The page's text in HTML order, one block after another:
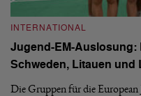
INTERNATIONAL
Jugend-EM-
Schweden, Litauen und
Die Gruppen für die European